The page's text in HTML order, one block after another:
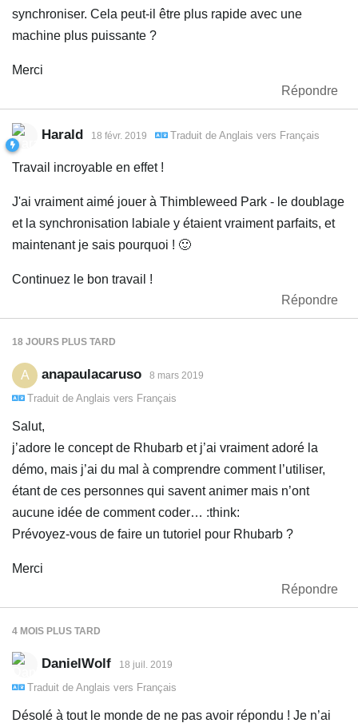
synchroniser. Cela peut-il être plus rapide avec une
machine plus puissante ?
Merci
Répondre
Harald 18 févr. 2019 Traduit de Anglais vers Français
Travail incroyable en effet !
J'ai vraiment aimé jouer à Thimbleweed Park - le doublage
et la synchronisation labiale y étaient vraiment parfaits, et
maintenant je sais pourquoi ! 🙂
Continuez le bon travail !
Répondre
18 JOURS PLUS TARD
A anapaulacaruso 8 mars 2019
Traduit de Anglais vers Français
Salut,
j’adore le concept de Rhubarb et j’ai vraiment adoré la
démo, mais j’ai du mal à comprendre comment l’utiliser,
étant de ces personnes qui savent animer mais n’ont
aucune idée de comment coder… :think:
Prévoyez-vous de faire un tutoriel pour Rhubarb ?
Merci
Répondre
4 MOIS PLUS TARD
DanielWolf 18 juil. 2019
Traduit de Anglais vers Français
Désolé à tout le monde de ne pas avoir répondu ! Je n’ai